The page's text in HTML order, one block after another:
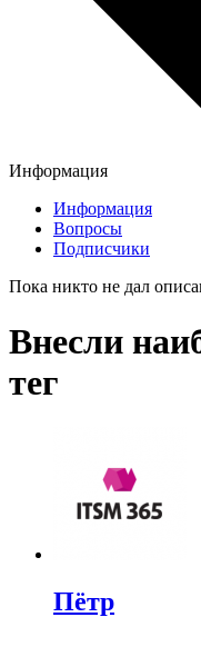
Информация
Информация
Вопросы
Подписчики
Пока никто не дал
Внесли
тег
Пётр